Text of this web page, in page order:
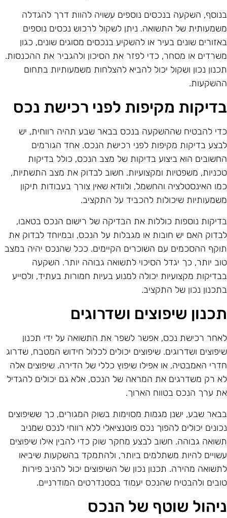
השקעה בנכסים נוספים עשויה להוות דרך להגדלה
של התשואה. ניתן לשקול לרכוש נכסים נוספים
שונים בעיר או להשקיע בנכסים מסוגים שונים, כגון
או מסחר, כדי לפזר את הסיכון ולהגביר את ההכנסות.
נכון ושקול יכול להביא להצלחות משמעותיות בתחום
מקיפות לפני רכישת נכס
להבטיח שההשקעה בנכס בבאר שבע תהיה רווחית, יש
בדיקות מקיפות לפני רכישת הנכס. אחד הגורמים
הוא ביצוע בדיקות של מצב הנכס, כולל בדיקות
משפטיות ומקצועיות. חשוב לבדוק את מצב התשתיות,
האינסטלציה והחשמל, ולוודא שאין צורך בעבודות תיקון
שיכולות להכביד על התקציב.
נוספות כוללות את הבדיקה של רישום הנכס בטאבו,
האם יש חובות או מגבלות על הנכס, ובמיוחד לבדוק את
ההסכמים עם השוכרים הקיימים. ככל שהנכס יהיה במצב
יותר, כך יגדל הסיכוי לתשואה גבוהה יותר. השקעה
מקצועיות יכולה למנוע בעיות חמורות בעתיד, ולסייע
נכון של התקציב.
שיפוצים ושדרוגים
רכישת נכס, אפשר לשפר את התשואה על ידי תכנון
ושדרוגים. שיפוצים יכולים לכלול חידוש המטבח, שדרוג
האמבטיה, או אפילו שיפוץ כללי של הדירה. שיפוצים אלה
רק משדרגים את המראה של הנכס, אלא גם יכולים להגדיל
ערך הנכס בטווח הארוך.
שבע, ישנן מגמות מסוימות בשוק המגורים, כך ששיפוצים
יכולים להפוך נכס פוטנציאלי ללא רווחי לנכס שמניב
גבוהה. חשוב לבצע מחקר שוק כדי להבין אילו שיפוצים
להיות משתלמים ביותר, ולהתמקד בהשקעות שיביאו
מהירה. תכנון נכון של השיפוצים יכול להניב פירות
ולהבטיח שהנכס יעמוד בסטנדרטים המודרניים.
שוטף של הנכס